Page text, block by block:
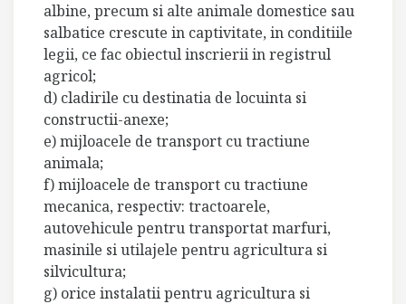
albine, precum si alte animale domestice sau
salbatice crescute in captivitate, in conditiile
legii, ce fac obiectul inscrierii in registrul
agricol;
d) cladirile cu destinatia de locuinta si
constructii-anexe;
e) mijloacele de transport cu tractiune
animala;
f) mijloacele de transport cu tractiune
mecanica, respectiv: tractoarele,
autovehicule pentru transportat marfuri,
masinile si utilajele pentru agricultura si
silvicultura;
g) orice instalatii pentru agricultura si